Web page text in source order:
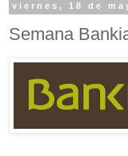
viernes, 18 de
Semana